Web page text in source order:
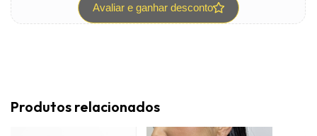
Avaliar e ganhar desconto
Produtos relacionados